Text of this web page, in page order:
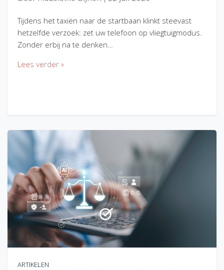
Tijdens het taxiën naar de startbaan klinkt steevast
hetzelfde verzoek: zet uw telefoon op vliegtuigmodus.
Zonder erbij na te denken…
Lees verder »
ARTIKELEN